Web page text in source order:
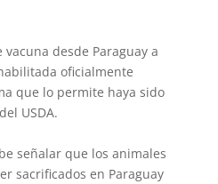
desde Paraguay a
oficialmente
que lo permite haya sido
USDA.
señalar que los animales
sacrificados en Paraguay